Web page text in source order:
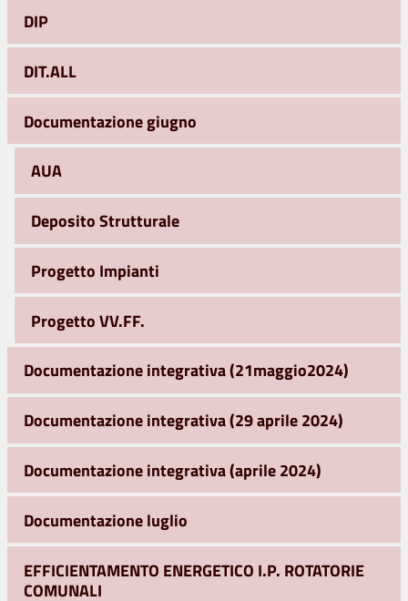
DIP
DIT.ALL
Documentazione giugno
AUA
Deposito Strutturale
Progetto Impianti
Progetto VV.FF.
Documentazione integrativa (21maggio2024)
Documentazione integrativa (29 aprile 2024)
Documentazione integrativa (aprile 2024)
Documentazione luglio
EFFICIENTAMENTO ENERGETICO I.P. ROTATORIE
COMUNALI